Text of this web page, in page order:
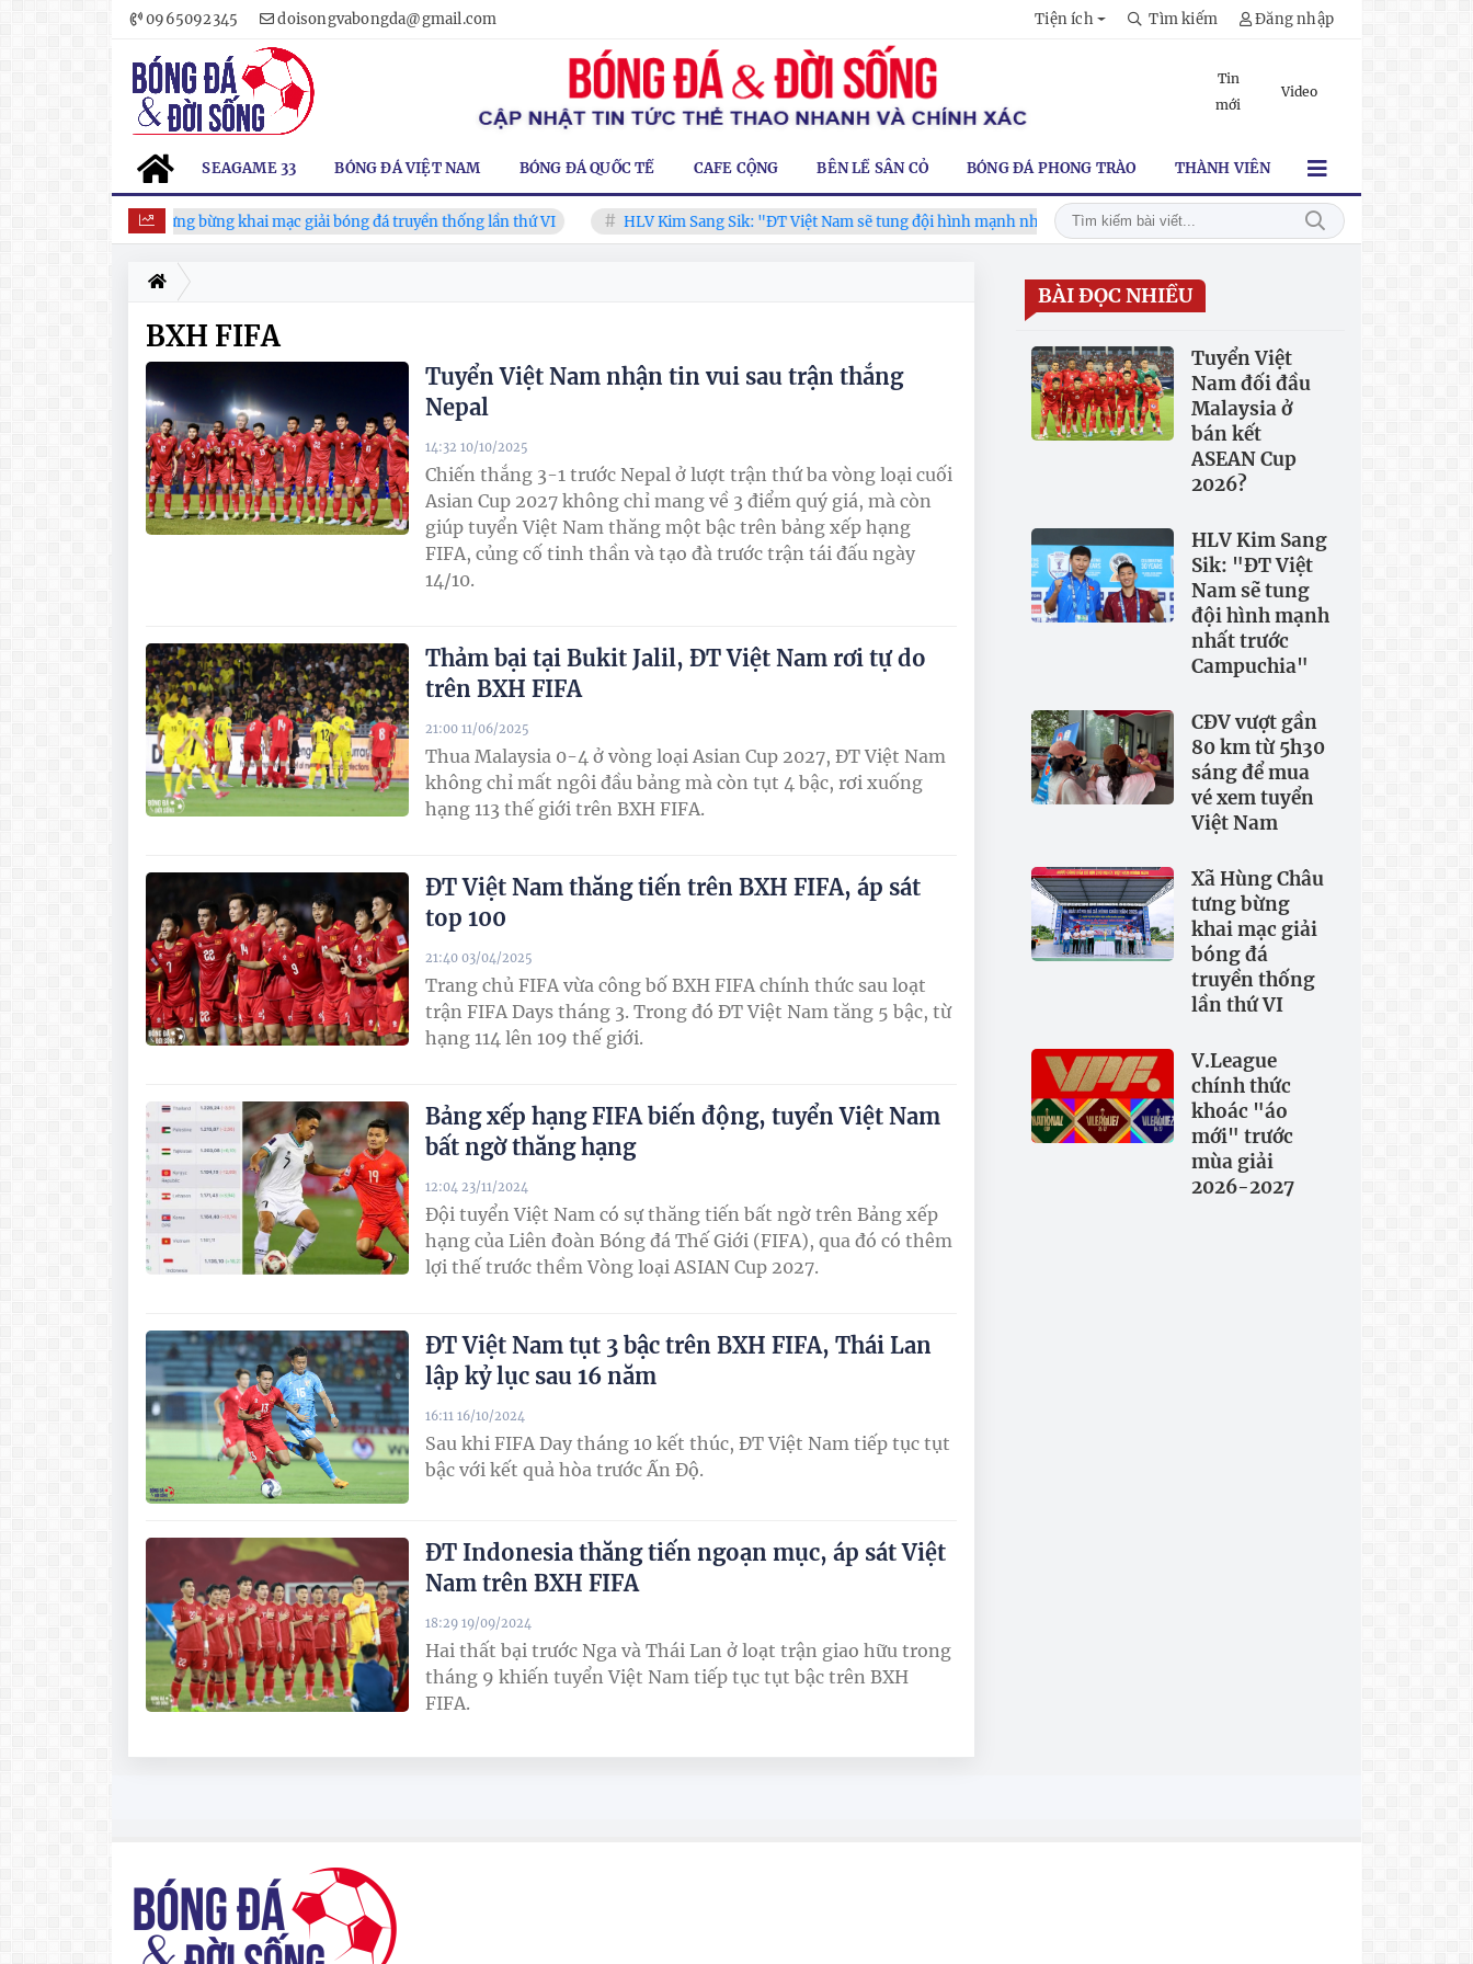
0965092345 doisongvabongda@gmail.com Tiện ích Tìm kiếm Đăng nhập
Tin
mới
Video
SEAGAME 33 BÓNG ĐÁ VIỆT NAM BÓNG ĐÁ QUỐC TẾ CAFE CỘNG BÊN LỀ SÂN CỎ BÓNG ĐÁ PHONG TRÀO THÀNH VIÊN
Xã Hùng Châu tưng bừng khai mạc giải bóng đá truyền thống lần thứ VI HLV Kim Sang Sik: "ĐT Việt Nam sẽ tung đội hình mạnh nhất trước Campuchia" CĐV vượt gần 80 km từ 5h30 sáng
BXH FIFA
Tuyển Việt Nam nhận tin vui sau trận thắng
Nepal
Chiến thắng 3-1 trước Nepal ở lượt trận thứ ba vòng loại cuối
Asian Cup 2027 không chỉ mang về 3 điểm quý giá, mà còn
giúp tuyển Việt Nam thăng một bậc trên bảng xếp hạng
FIFA, củng cố tinh thần và tạo đà trước trận tái đấu ngày
14/10.
14:32 10/10/2025
Thảm bại tại Bukit Jalil, ĐT Việt Nam rơi tự do
trên BXH FIFA
Thua Malaysia 0-4 ở vòng loại Asian Cup 2027, ĐT Việt Nam
không chỉ mất ngôi đầu bảng mà còn tụt 4 bậc, rơi xuống
hạng 113 thế giới trên BXH FIFA.
21:00 11/06/2025
ĐT Việt Nam thăng tiến trên BXH FIFA, áp sát
top 100
Trang chủ FIFA vừa công bố BXH FIFA chính thức sau loạt
trận FIFA Days tháng 3. Trong đó ĐT Việt Nam tăng 5 bậc, từ
hạng 114 lên 109 thế giới.
21:40 03/04/2025
Bảng xếp hạng FIFA biến động, tuyển Việt Nam
bất ngờ thăng hạng
Đội tuyển Việt Nam có sự thăng tiến bất ngờ trên Bảng xếp
hạng của Liên đoàn Bóng đá Thế Giới (FIFA), qua đó có thêm
lợi thế trước thềm Vòng loại ASIAN Cup 2027.
12:04 23/11/2024
ĐT Việt Nam tụt 3 bậc trên BXH FIFA, Thái Lan
lập kỷ lục sau 16 năm
Sau khi FIFA Day tháng 10 kết thúc, ĐT Việt Nam tiếp tục tụt
bậc với kết quả hòa trước Ấn Độ.
16:11 16/10/2024
ĐT Indonesia thăng tiến ngoạn mục, áp sát Việt
Nam trên BXH FIFA
Hai thất bại trước Nga và Thái Lan ở loạt trận giao hữu trong
tháng 9 khiến tuyển Việt Nam tiếp tục tụt bậc trên BXH
FIFA.
18:29 19/09/2024
BÀI ĐỌC NHIỀU
Tuyển Việt
Nam đối đầu
Malaysia ở
bán kết
ASEAN Cup
2026?
HLV Kim Sang
Sik: "ĐT Việt
Nam sẽ tung
đội hình mạnh
nhất trước
Campuchia"
CĐV vượt gần
80 km từ 5h30
sáng để mua
vé xem tuyển
Việt Nam
Xã Hùng Châu
tưng bừng
khai mạc giải
bóng đá
truyền thống
lần thứ VI
V.League
chính thức
khoác "áo
mới" trước
mùa giải
2026-2027